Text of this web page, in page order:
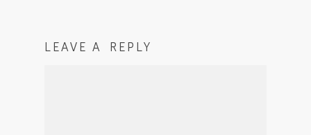
LEAVE A REPLY